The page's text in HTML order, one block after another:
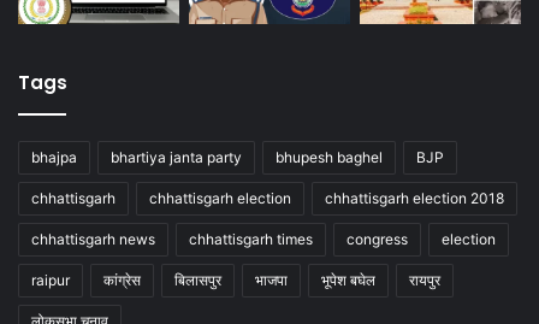
Tags
bhajpa bhartiya janta party bhupesh baghel BJP
chhattisgarh chhattisgarh election chhattisgarh election 2018
chhattisgarh news chhattisgarh times congress election
raipur कांग्रेस बिलासपुर भाजपा भूपेश बघेल रायपुर